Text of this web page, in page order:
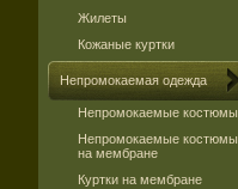
Жилеты
Кожаные куртки
Непромокаемая одежда
Непромокаемые костюмы
Непромокаемые костюмы
на мембране
Куртки на мембране